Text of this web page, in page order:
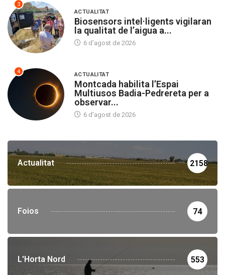
3
ACTUALITAT
Biosensors intel·ligents vigilaran
la qualitat de l’aigua a...
6 d'agost de 2026
4 ACTUALITAT
Montcada habilita l’Espai
Multiusos Badia-Pedrereta per a
observar...
6 d'agost de 2026
Actualitat 2158
Foios 74
L'Horta Nord 553